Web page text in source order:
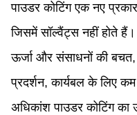
पाउडर कोटिंग एक नए
जिसमें सॉल्वैंट्स नहीं होते
ऊर्जा और संसाधनों की बचत,
प्रदर्शन, कार्यबल के लिए
अधिकांश पाउडर कोटिंग का